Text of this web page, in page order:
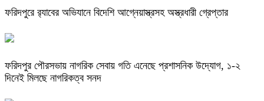
ফরিদপুরে র‌্যাবের অভিযানে বিদেশি আগ্নেয়াস্ত্রসহ অস্ত্রধারী গ্রেপ্তার
ফরিদপুর পৌরসভায় নাগরিক সেবায় গতি এনেছে প্রশাসনিক উদ্যোগ, ১-২
দিনেই মিলছে নাগরিকত্ব সনদ